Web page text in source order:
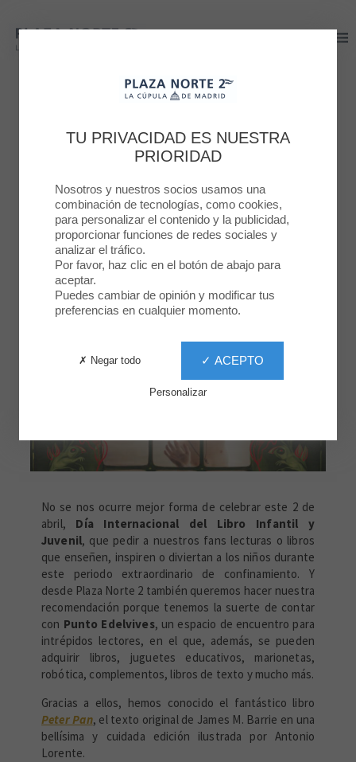
¡ÁNIMO, PEQUES! LO
ESTÁIS HACIENDO
GENIAL
2 ABR. 2020
No se nos ocurre mejor forma de celebrar este 2 de
abril, Día Internacional del Libro Infantil y
Juvenil, que pedir a nuestros fans lecturas o libros
que enseñen, inspiren o diviertan a los niños durante
este periodo extraordinario de confinamiento. Y
desde Plaza Norte 2 también queremos hacer nuestra
recomendación porque tenemos la suerte de contar
con Punto Edelvives, un espacio de encuentro para
intrépidos lectores, en el que, además, se pueden
adquirir libros, juguetes educativos, marionetas,
robótica, complementos, libros de texto y mucho más.
Gracias a ellos, hemos conocido el fantástico libro
Peter Pan, el texto original de James M. Barrie en una
bellísima y cuidada edición ilustrada por Antonio
Lorente.
TU PRIVACIDAD ES NUESTRA
PRIORIDAD
Nosotros y nuestros socios usamos una
combinación de tecnologías, como cookies,
para personalizar el contenido y la publicidad,
proporcionar funciones de redes sociales y
analizar el tráfico.
Por favor, haz clic en el botón de abajo para
aceptar.
Puedes cambiar de opinión y modificar tus
preferencias en cualquier momento.
✓ ACEPTO
✗ Negar todo
Personalizar